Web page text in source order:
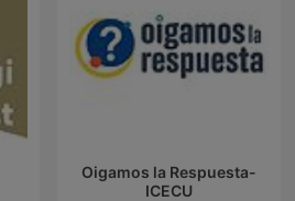
Oigamos la Respuesta-
ICECU